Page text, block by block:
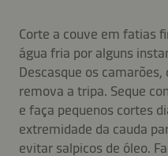
Corte a couve em fatias
água fria por alguns
Descasque os camarões,
remova a tripa. Seque
e faça pequenos cortes
extremidade da cauda
evitar salpicos de óleo.